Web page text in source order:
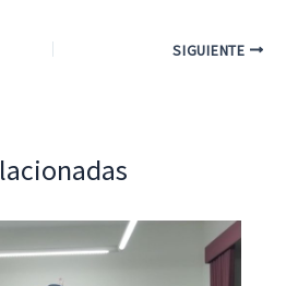
l
SIGUIENTE